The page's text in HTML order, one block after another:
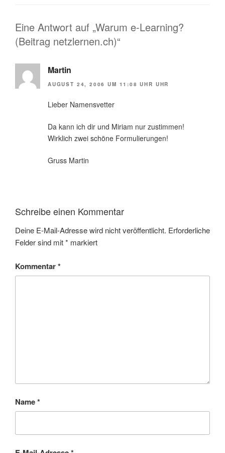
Eine Antwort auf „Warum e-Learning?
(Beitrag netzlernen.ch)“
Martin
AUGUST 24, 2006 UM 11:08 UHR UHR
Lieber Namensvetter
Da kann ich dir und Miriam nur zustimmen!
Wirklich zwei schöne Formulierungen!
Gruss Martin
Schreibe einen Kommentar
Deine E-Mail-Adresse wird nicht veröffentlicht. Erforderliche
Felder sind mit* markiert
Kommentar*
Name*